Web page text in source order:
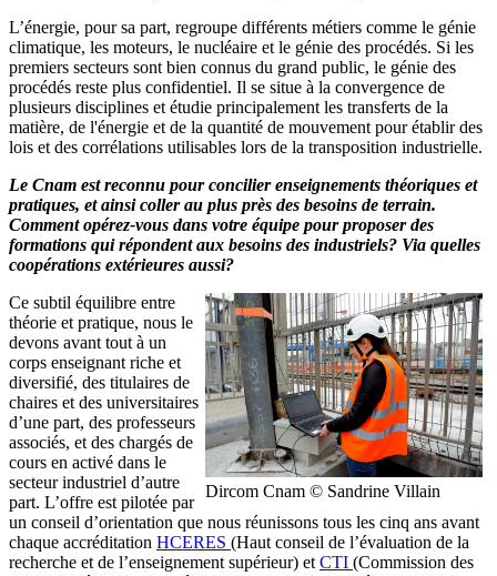
L’énergie, pour sa part, regroupe différents métiers comme le génie
climatique, les moteurs, le nucléaire et le génie des procédés. Si les
premiers secteurs sont bien connus du grand public, le génie des
procédés reste plus confidentiel. Il se situe à la convergence de
plusieurs disciplines et étudie principalement les transferts de la
matière, de l'énergie et de la quantité de mouvement pour établir des
lois et des corrélations utilisables lors de la transposition industrielle.
Le Cnam est reconnu pour concilier enseignements théoriques et
pratiques, et ainsi coller au plus près des besoins de terrain.
Comment opérez-vous dans votre équipe pour proposer des
formations qui répondent aux besoins des industriels? Via quelles
coopérations extérieures aussi?
Dircom Cnam © Sandrine Villain
Ce subtil équilibre entre
théorie et pratique, nous le
devons avant tout à un
corps enseignant riche et
diversifié, des titulaires de
chaires et des universitaires
d’une part, des professeurs
associés, et des chargés de
cours en activé dans le
secteur industriel d’autre
part. L’offre est pilotée par
un conseil d’orientation que nous réunissons tous les cinq ans avant
chaque accréditation HCERES (Haut conseil de l’évaluation de la
recherche et de l’enseignement supérieur) et CTI (Commission des